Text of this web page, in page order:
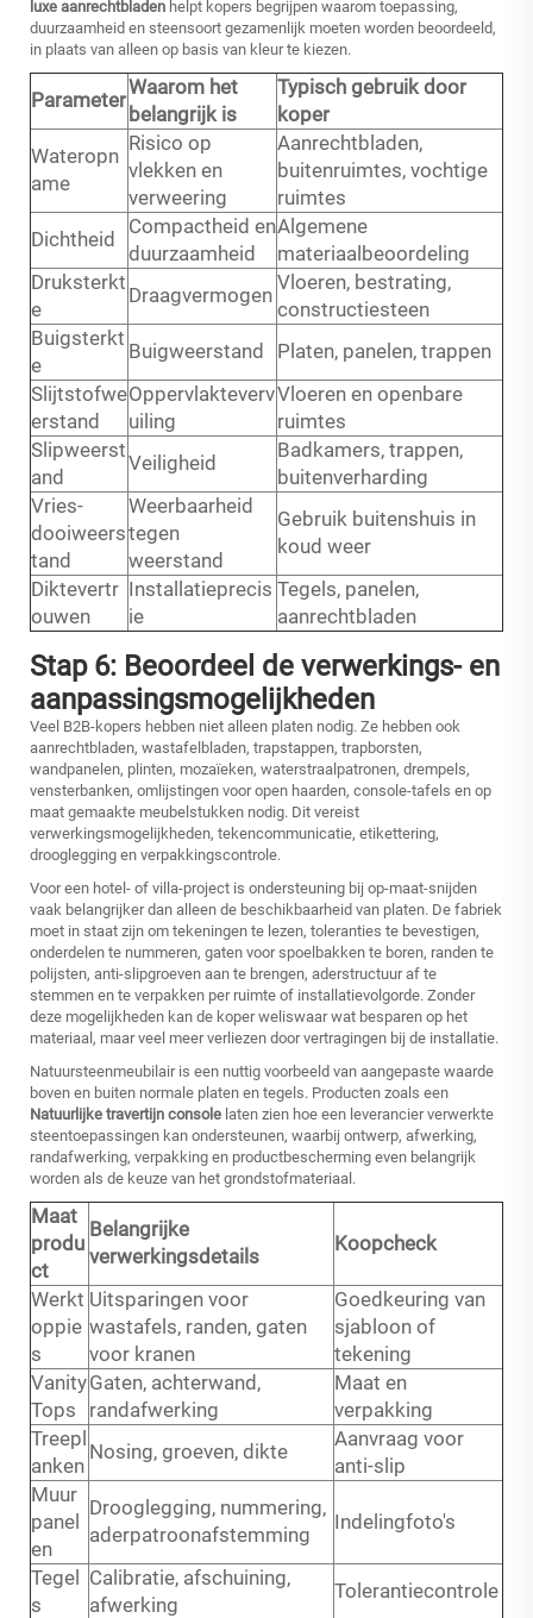
luxe aanrechtbladen helpt kopers begrijpen waarom toepassing,
duurzaamheid en steensoort gezamenlijk moeten worden beoordeeld,
in plaats van alleen op basis van kleur te kiezen.
Parameter
Waarom het
belangrijk is
Typisch gebruik door
koper
Wateropn
ame
Risico op
vlekken en
verweering
Aanrechtbladen,
buitenruimtes, vochtige
ruimtes
Dichtheid
Compactheid en
duurzaamheid
Algemene
materiaalbeoordeling
Druksterkt
e
Draagvermogen
Vloeren, bestrating,
constructiesteen
Buigsterkt
e
Buigweerstand
Platen, panelen, trappen
Slijtstofwe
erstand
Oppervlakteverv
uiling
Vloeren en openbare
ruimtes
Slipweerst
and
Veiligheid
Badkamers, trappen,
buitenverharding
Vries-
dooiweers
tand
Weerbaarheid
tegen
weerstand
Gebruik buitenshuis in
koud weer
Diktevertr
ouwen
Installatieprecis
ie
Tegels, panelen,
aanrechtbladen
Stap 6: Beoordeel de verwerkings- en
aanpassingsmogelijkheden
Veel B2B-kopers hebben niet alleen platen nodig. Ze hebben ook
aanrechtbladen, wastafelbladen, trapstappen, trapborsten,
wandpanelen, plinten, mozaïeken, waterstraalpatronen, drempels,
vensterbanken, omlijstingen voor open haarden, console-tafels en op
maat gemaakte meubelstukken nodig. Dit vereist
verwerkingsmogelijkheden, tekencommunicatie, etikettering,
drooglegging en verpakkingscontrole.
Voor een hotel- of villa-project is ondersteuning bij op-maat-snijden
vaak belangrijker dan alleen de beschikbaarheid van platen. De fabriek
moet in staat zijn om tekeningen te lezen, toleranties te bevestigen,
onderdelen te nummeren, gaten voor spoelbakken te boren, randen te
polijsten, anti-slipgroeven aan te brengen, aderstructuur af te
stemmen en te verpakken per ruimte of installatievolgorde. Zonder
deze mogelijkheden kan de koper weliswaar wat besparen op het
materiaal, maar veel meer verliezen door vertragingen bij de installatie.
Natuursteenmeubilair is een nuttig voorbeeld van aangepaste waarde
boven en buiten normale platen en tegels. Producten zoals een
Natuurlijke travertijn console laten zien hoe een leverancier verwerkte
steentoepassingen kan ondersteunen, waarbij ontwerp, afwerking,
randafwerking, verpakking en productbescherming even belangrijk
worden als de keuze van het grondstofmateriaal.
Maat
produ
ct
Belangrijke
verwerkingsdetails
Koopcheck
Werkt
oppie
s
Uitsparingen voor
wastafels, randen, gaten
voor kranen
Goedkeuring van
sjabloon of
tekening
Vanity
Tops
Gaten, achterwand,
randafwerking
Maat en
verpakking
Treepl
anken
Nosing, groeven, dikte
Aanvraag voor
anti-slip
Muur
panel
en
Drooglegging, nummering,
aderpatroonafstemming
Indelingfoto's
Tegel
s
Calibratie, afschuining,
afwerking
Tolerantiecontrole